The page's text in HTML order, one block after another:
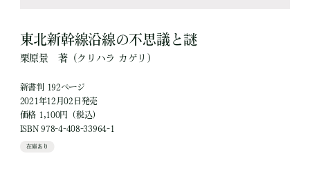
東北新幹線沿線の不思議と謎
栗原景 著（クリハラ カゲリ）
新書判 192ページ
2021年12月02日発売
価格 1,100円（税込）
ISBN 978-4-408-33964-1
在庫あり